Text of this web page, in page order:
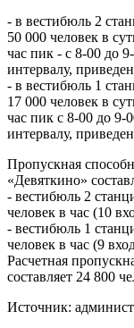
- в вестибюль 2
50 000 человек в
час пик - с 8-00 до
интервалу,
- в вестибюль 1
17 000 человек в
час пик с 8-00 до
интервалу,
Пропускная
«Девяткино»
- вестибюль 2
человек в час (10
- вестибюль 1
человек в час (9
Расчетная
составляет 24 800
Источник: